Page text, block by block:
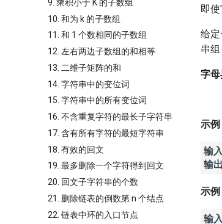
9. 乘积小于 K 的子数组
10. 和为 k 的子数组
11. 和 1 个数相同的子数组
12. 左右两边子数组的和相等
13. 二维子矩阵的和
14. 字符串中的变位词
15. 字符串中的所有变位词
16. 不含重复字符的最长子字符串
17. 含有所有字符的最短字符串
18. 有效的回文
19. 最多删除一个字符得到回文
20. 回文子字符串的个数
21. 删除链表的倒数第 n 个结点
22. 链表中环的入口节点
即
给
串组
字母
示例
输
输
示例
输